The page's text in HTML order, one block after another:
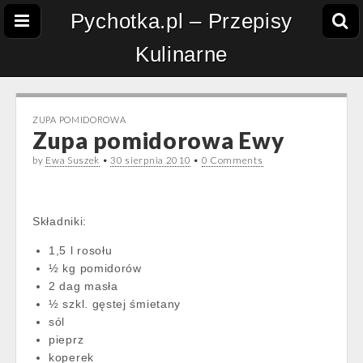
Pychotka.pl – Przepisy
Kulinarne
ZUPA POMIDOROWA
Zupa pomidorowa Ewy
by Ewa Suszek •30 sierpnia 2010 • 0 Comments
Składniki:
1,5 l rosołu
½ kg pomidorów
2 dag masła
½ szkl. gęstej śmietany
sól
pieprz
koperek